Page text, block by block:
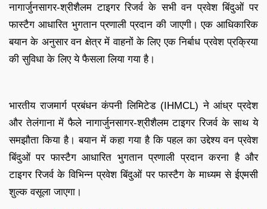
नागार्जुनसागर-श्रीशैलम टाइगर रिजर्व के सभी वन प्रवेश बिंदुओं पर
फास्टैग आधारित भुगतान प्रणाली प्रदान की जाएगी। एक आधिकारिक
बयान के अनुसार वन क्षेत्र में वाहनों के लिए एक निर्बाध प्रवेश प्रक्रिया
की सुविधा के लिए ये फैसला लिया गया है।
भारतीय राजमार्ग प्रबंधन कंपनी लिमिटेड (IHMCL) ने आंध्र प्रदेश
और तेलंगाना में फैले नागार्जुनसागर-श्रीशैलम टाइगर रिजर्व के साथ ये
समझौता किया है। बयान में कहा गया है कि पहल का उद्देश्य वन प्रवेश
बिंदुओं पर फास्टैग आधारित भुगतान प्रणाली प्रदान करना है और
टाइगर रिजर्व के विभिन्न प्रवेश बिंदुओं पर फास्टैग के माध्यम से ईएमसी
शुल्क वसूला जाएगा।